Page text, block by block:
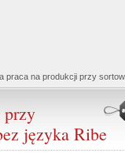
praca na produkcji przy
przy
języka Ribe